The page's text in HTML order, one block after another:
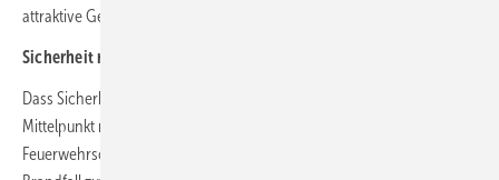
attraktive Geschäftsfeld erleichtern.
Sicherheit rückt in den Mittelpunkt
Dass Sicherheit im Zuge des PV-Booms immer stärker in den
Mittelpunkt rückt, zeigte
Feuerwehrschalter für Photovoltaikanlagen, der Solarmodule im